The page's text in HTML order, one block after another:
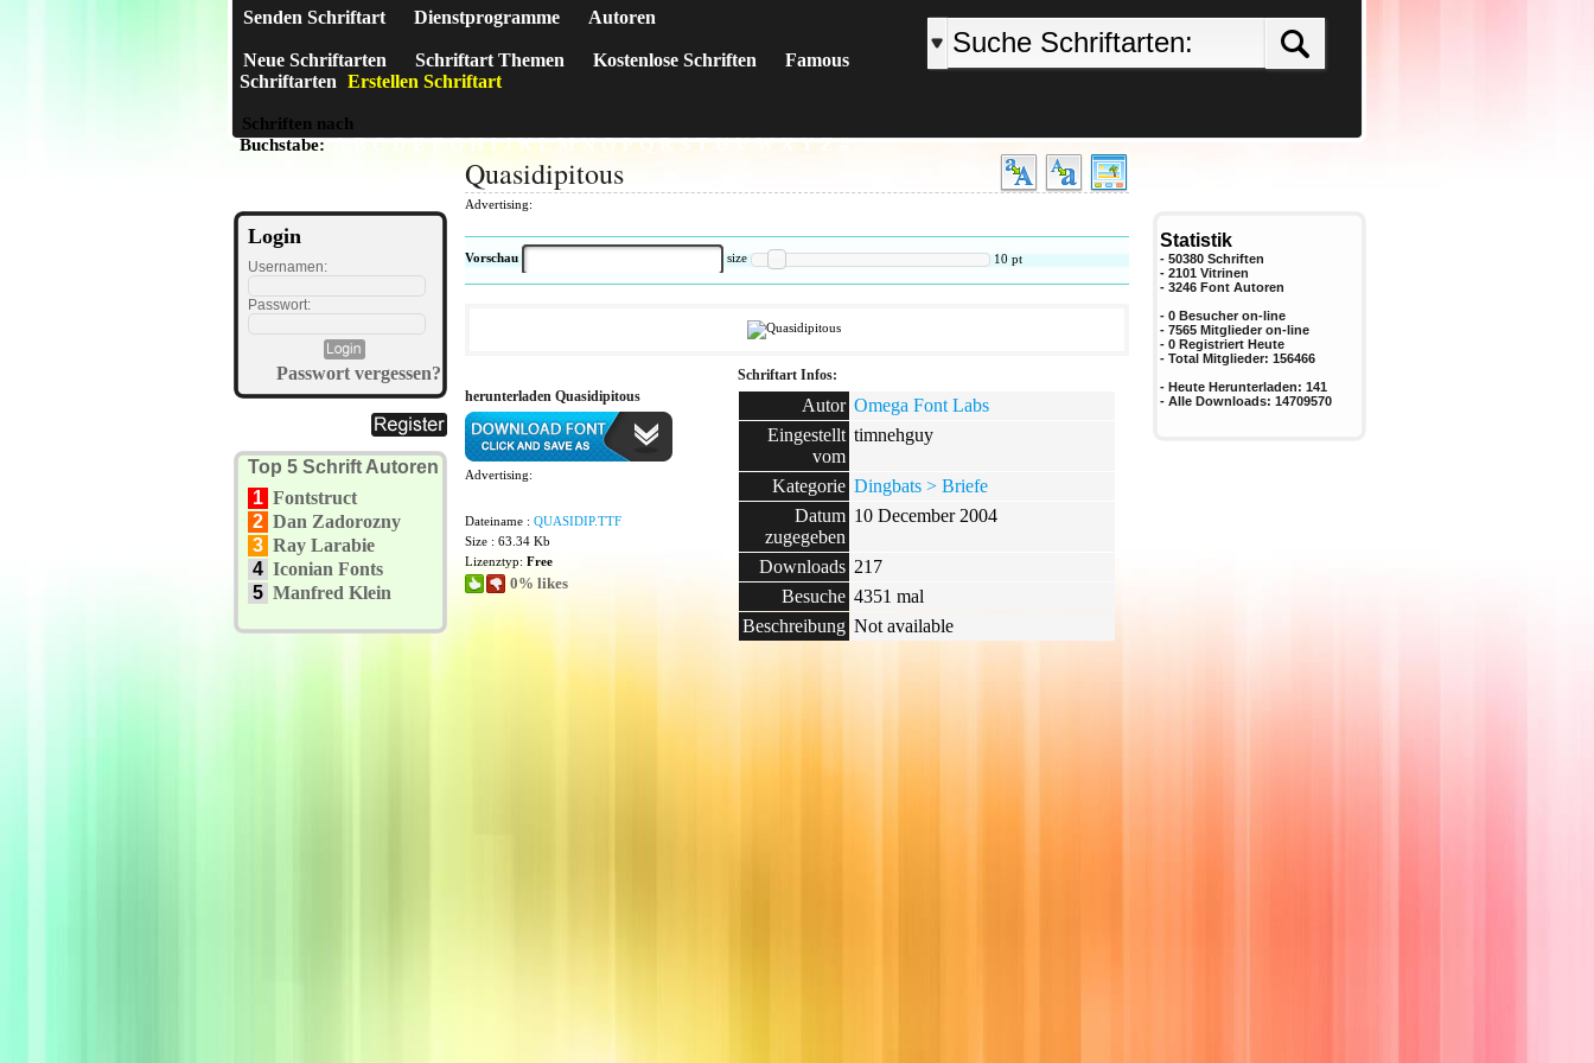
Senden Schriftart Dienstprogramme Autoren
Neue Schriftarten Schriftart Themen Kostenlose Schriften
Famous
Schriftarten Erstellen Schriftart
Schriften nach
Buchstabe: A B C D E F G H I J K L M N O P Q R S T U V W X Y Z #
Login
Usernamen:
Passwort:
Passwort vergessen?
Top 5 Schrift Autoren
1 Fontstruct
2 Dan Zadorozny
3 Ray Larabie
4 Iconian Fonts
5 Manfred Klein
Quasidipitous
Advertising:
Vorschau size 10 pt
herunterladen Quasidipitous
Advertising:
Dateiname : QUASIDIP.TTF
Size : 63.34 Kb
Lizenztyp: Free
0% likes
Schriftart Infos:
Autor Omega Font Labs
Eingestellt
vom
timnehguy
Kategorie Dingbats > Briefe
Datum
zugegeben
10 December 2004
Downloads 217
Besuche 4351 mal
Beschreibung Not available
Statistik
- 50380 Schriften
- 2101 Vitrinen
- 3246 Font Autoren
- 0 Besucher on-line
- 7565 Mitglieder on-line
- 0 Registriert Heute
- Total Mitglieder: 156466
- Heute Herunterladen: 141
- Alle Downloads: 14709570